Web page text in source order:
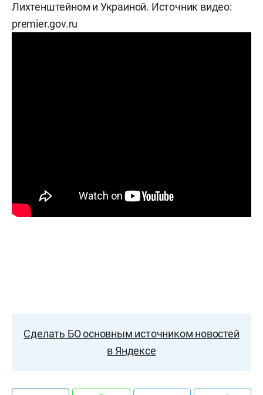
Лихтенштейном и Украиной. Источник видео:
premier.gov.ru
Сделать БО основным источником новостей
в Яндексе